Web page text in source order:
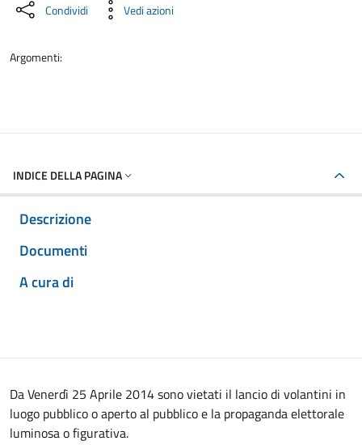
Condividi Vedi azioni
Argomenti:
INDICE DELLA PAGINA
Descrizione
Documenti
A cura di
Da Venerdì 25 Aprile 2014 sono vietati il lancio di volantini in
luogo pubblico o aperto al pubblico e la propaganda elettorale
luminosa o figurativa.